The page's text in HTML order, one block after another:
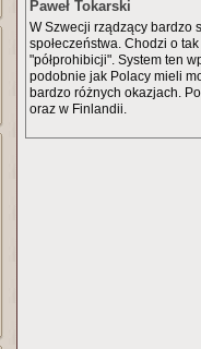
Paweł Tokarski
W Szwecji rządzący bardzo
społeczeństwa. Chodzi o
"półprohibicji". System ten
podobnie jak Polacy mieli
bardzo różnych okazjach.
oraz w Finlandii.